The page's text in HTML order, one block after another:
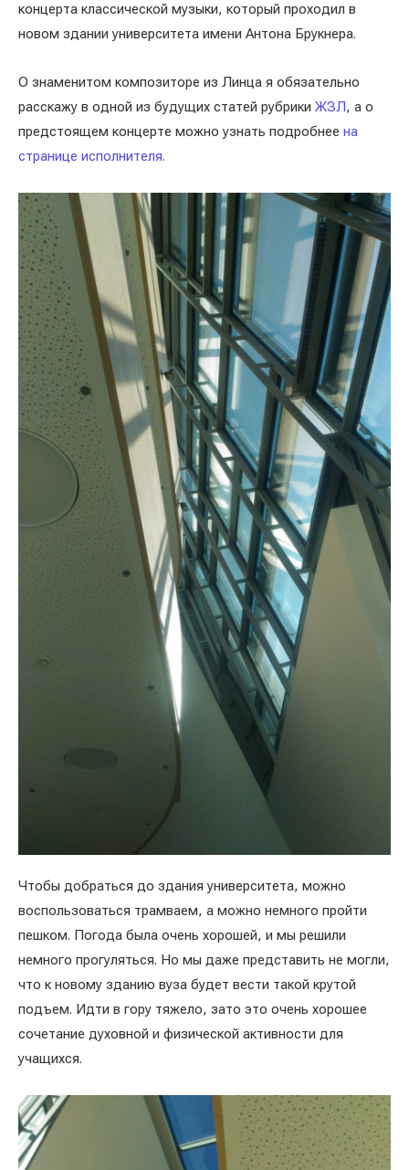
концерта классической музыки, который проходил в
новом здании университета имени Антона Брукнера.
О знаменитом композиторе из Линца я обязательно
расскажу в одной из будущих статей рубрики ЖЗЛ, а о
предстоящем концерте можно узнать подробнее на
странице исполнителя.
Чтобы добраться до здания университета, можно
воспользоваться трамваем, а можно немного пройти
пешком. Погода была очень хорошей, и мы решили
немного прогуляться. Но мы даже представить не могли,
что к новому зданию вуза будет вести такой крутой
подъем. Идти в гору тяжело, зато это очень хорошее
сочетание духовной и физической активности для
учащихся.